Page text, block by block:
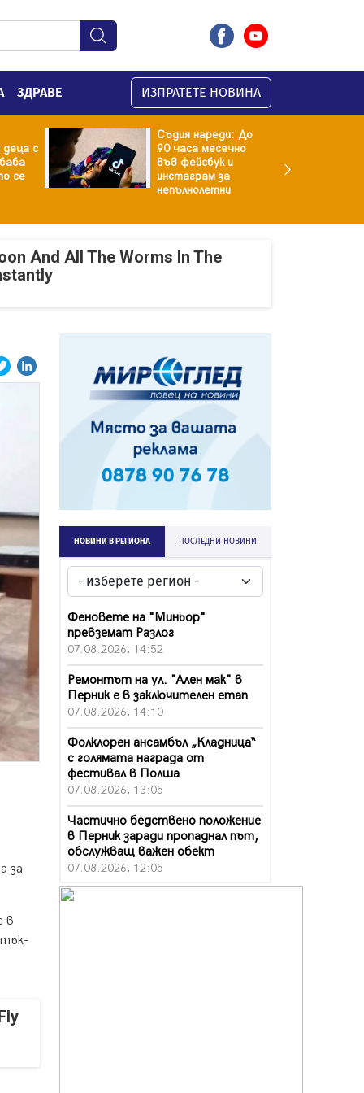
ЗДРАВЕ ИЗПРАТЕТЕ НОВИНА
с
се
Съдия нареди: До
90 часа месечно
във фейсбук и
инстаграм за
непълнолетни
And All The Worms In The
за
в
НОВИНИ В РЕГИОНА ПОСЛЕДНИ НОВИНИ
Феновете на "Миньор"
превземат Разлог
07.08.2026, 14:52
Ремонтът на ул. "Ален мак" в
Перник е в заключителен етап
07.08.2026, 14:10
Фолклорен ансамбъл „Кладница“
с голямата награда от
фестивал в Полша
07.08.2026, 13:05
Частично бедствено положение
в Перник заради пропаднал път,
обслужващ важен обект
07.08.2026, 12:05
Да отговорим на жегите с филм